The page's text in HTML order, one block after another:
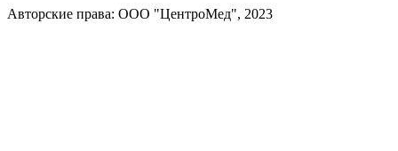
Авторские права: ООО "ЦентроМед", 2023